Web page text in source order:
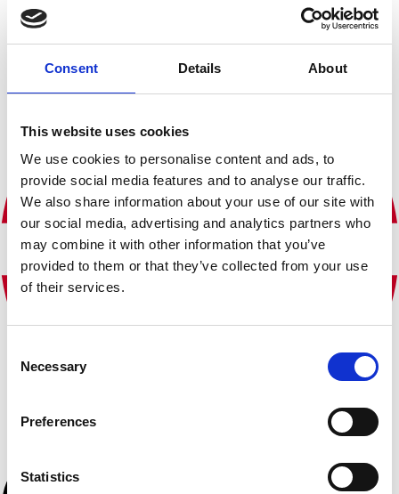
Consent Details About
This website uses cookies
We use cookies to personalise content and ads, to
provide social media features and to analyse our traffic.
We also share information about your use of our site with
our social media, advertising and analytics partners who
may combine it with other information that you’ve
provided to them or that they’ve collected from your use
of their services.
Selection
Necessary
Preferences
Statistics